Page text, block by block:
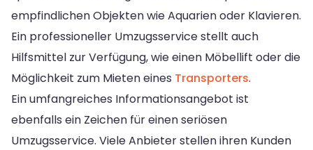
empfindlichen Objekten wie Aquarien oder Klavieren.
Ein professioneller Umzugsservice stellt auch
Hilfsmittel zur Verfügung, wie einen Möbellift oder die
Möglichkeit zum Mieten eines Transporters.
Ein umfangreiches Informationsangebot ist
ebenfalls ein Zeichen für einen seriösen
Umzugsservice. Viele Anbieter stellen ihren Kunden